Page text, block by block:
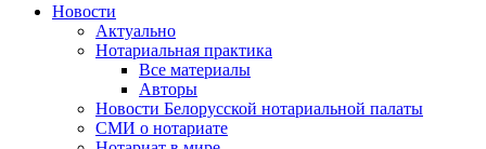
Новости
Актуально
Нотариальная практика
Все материалы
Авторы
Новости Белорусской нотариальной палаты
СМИ о нотариате